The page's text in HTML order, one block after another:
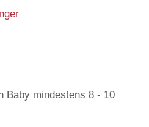
Baby mindestens 8 - 10